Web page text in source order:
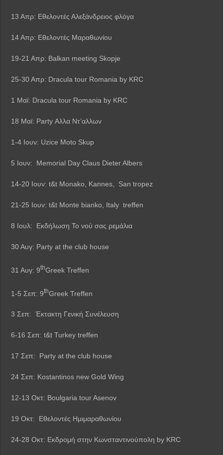
13 Απρ: Εθελοντές Αλεξάνδρειος φλόγα
14 Απρ: Εθελοντές Μαραθωνίου
19-21 Απρ: Balkan meeting Skopje
25-30 Απρ: Dracula tour Romania by KRC
1 Μαϊ: Dracula tour Romania by KRC
18 Μαϊ: Party Αλλα Ντ’αλλων
1-4 Ιουν: Uzice Moto Skup
5 Ιουν: Memorial Day Claus Dieter Albers
14-20 Ιουν: t&t Monako, Kannes, San tropez
21-25 Ιουν: t&t Monte bianko, Italy treffen
8 Ιουλ: Εκδήλωση Το νού σας ρεμάλια
30 Αυγ: Party at the club house
31 Αυγ: 9thGreek Treffen
1-5 Σεπ: 9thGreek Treffen
3 Σεπ: Έκτακτη Γενική Συνέλευση
6-16 Σεπ: t&t Turkey treffen
17 Σεπ: Party at the club house
24 Σεπ: Kostantinos new Gold Wing
12-13 Οκτ: Boulgaria tour Asenov
19 Οκτ: Εθελοντές Ημιμαραθωνίου
24-28 Οκτ: Εκδρομή στην Κωνσταντινούπολη by KRC